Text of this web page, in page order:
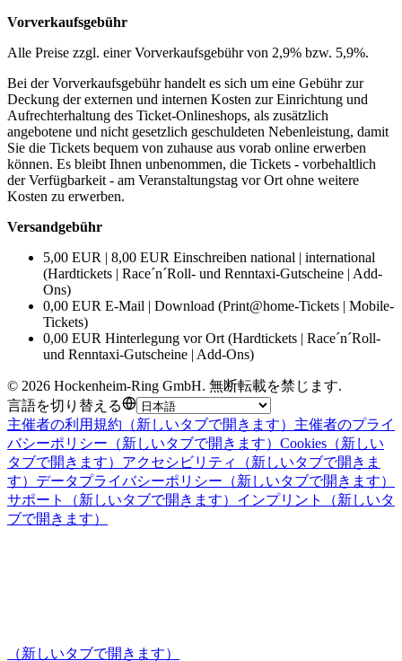
Vorverkaufsgebühr
Alle Preise zzgl. einer Vorverkaufsgebühr von 2,9% bzw. 5,9%.
Bei der Vorverkaufsgebühr handelt es sich um eine Gebühr zur
Deckung der externen und internen Kosten zur Einrichtung und
Aufrechterhaltung des Ticket-Onlineshops, als zusätzlich
angebotene und nicht gesetzlich geschuldeten Nebenleistung, damit
Sie die Tickets bequem von zuhause aus vorab online erwerben
können. Es bleibt Ihnen unbenommen, die Tickets - vorbehaltlich
der Verfügbarkeit - am Veranstaltungstag vor Ort ohne weitere
Kosten zu erwerben.
Versandgebühr
5,00 EUR | 8,00 EUR Einschreiben national | international
(Hardtickets | Race´n´Roll- und Renntaxi-Gutscheine | Add-
Ons)
0,00 EUR E-Mail | Download (Print@home-Tickets | Mobile-
Tickets)
0,00 EUR Hinterlegung vor Ort (Hardtickets | Race´n´Roll-
und Renntaxi-Gutscheine | Add-Ons)
© 2026 Hockenheim-Ring GmbH. 無断転載を禁じます.
言語を切り替える
主催者の利用規約 （新しいタブで開きます） 主催者のプライ
バシーポリシー （新しいタブで開きます） Cookies （新しい
タブで開きます） アクセシビリティ
（新しいタブで開きま
す） データプライバシーポリシー （新しいタブで開きます）
サポート
（新しいタブで開きます） インプリント
（新しいタ
ブで開きます）
（新しいタブで開きます）